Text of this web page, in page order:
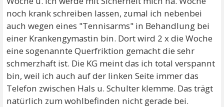
noch krank schreiben lassen, zumal ich nebenbei
auch wegen eines "Tennisarms" in Behandlung bei
einer Krankengymastin bin. Dort wird 2 x die Woche
eine sogenannte Querfriktion gemacht die sehr
schmerzhaft ist. Die KG meint das ich total verspannt
bin, weil ich auch auf der linken Seite immer das
Telefon zwischen Hals u. Schulter klemme. Das trägt
natürlich zum wohlbefinden nicht gerade bei.